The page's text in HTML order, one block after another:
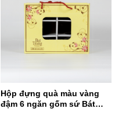
Hộp đựng quà màu vàng
đậm 6 ngăn gốm sứ Bát